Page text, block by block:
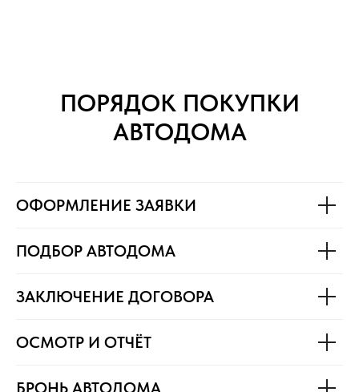
ПОРЯДОК ПОКУПКИ
АВТОДОМА
ОФОРМЛЕНИЕ ЗАЯВКИ
ПОДБОР АВТОДОМА
ЗАКЛЮЧЕНИЕ ДОГОВОРА
ОСМОТР И ОТЧЁТ